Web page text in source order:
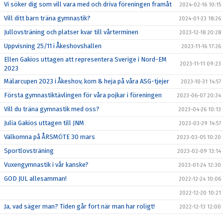
Vi söker dig som vill vara med och driva föreningen framåt 2024-02-16 10:15
Vill ditt barn träna gymnastik? 2024-01-23 18:26
Jullovsträning och platser kvar till vårterminen 2023-12-18 20:28
Uppvisning 25/11 i Åkeshovshallen 2023-11-16 17:26
Ellen Gakios uttagen att representera Sverige i Nord-EM
2023
2023-11-11 09:23
Mälarcupen 2023 i Åkeshov, kom & heja på våra ASG-tjejer 2023-10-31 14:57
Första gymnastiktävlingen för våra pojkar i föreningen 2023-06-07 20:34
Vill du träna gymnastik med oss? 2023-04-26 10:13
Julia Gakios uttagen till JNM 2023-03-29 14:57
Välkomna på ÅRSMÖTE 30 mars 2023-03-05 10:20
Sportlovsträning 2023-02-09 13:14
Vuxengymnastik i vår kanske? 2023-01-24 12:30
GOD JUL allesamman! 2022-12-24 10:06
2022-12-20 10:21
Ja, vad säger man? Tiden går fort när man har roligt! 2022-12-13 12:00